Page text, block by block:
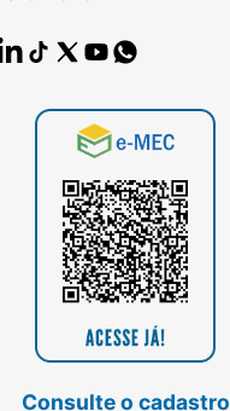
Consulte o cadastro